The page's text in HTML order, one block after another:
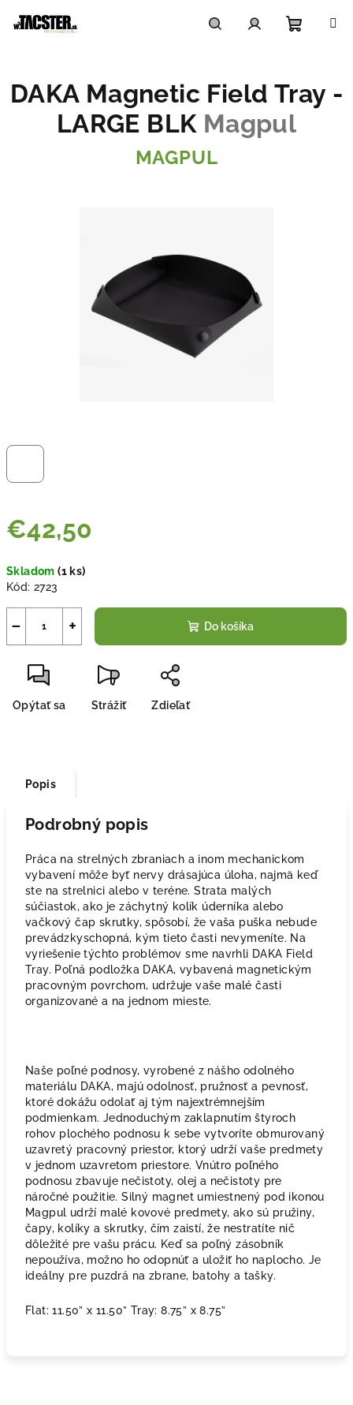
košík
€42,50
cena:
Skladom(1 ks)
Kód: 2723
+
− Do košíka
Opýtať sa Strážiť Zdieľať
DAKA Magnetic Field Tray -
LARGE BLK Magpul
MAGPUL
Popis
Podrobný popis
Práca na strelných zbraniach a inom mechanickom
vybavení môže byť nervy drásajúca úloha, najmä keď
ste na strelnici alebo v teréne. Strata malých
súčiastok, ako je záchytný kolík úderníka alebo
vačkový čap skrutky, spôsobí, že vaša puška nebude
prevádzkyschopná, kým tieto časti nevymeníte. Na
vyriešenie týchto problémov sme navrhli DAKA Field
Tray. Poľná podložka DAKA, vybavená magnetickým
pracovným povrchom, udržuje vaše malé časti
organizované a na jednom mieste.
Naše poľné podnosy, vyrobené z nášho odolného
materiálu DAKA, majú odolnosť, pružnosť a pevnosť,
ktoré dokážu odolať aj tým najextrémnejším
podmienkam. Jednoduchým zaklapnutím štyroch
rohov plochého podnosu k sebe vytvoríte obmurovaný
uzavretý pracovný priestor, ktorý udrží vaše predmety
v jednom uzavretom priestore. Vnútro poľného
podnosu zbavuje nečistoty, olej a nečistoty pre
náročné použitie. Silný magnet umiestnený pod ikonou
Magpul udrží malé kovové predmety, ako sú pružiny,
čapy, kolíky a skrutky, čím zaistí, že nestratíte nič
dôležité pre vašu prácu. Keď sa poľný zásobník
nepoužíva, možno ho odopnúť a uložiť ho naplocho. Je
ideálny pre puzdrá na zbrane, batohy a tašky.
Flat: 11.50” x 11.50” Tray: 8.75” x 8.75”